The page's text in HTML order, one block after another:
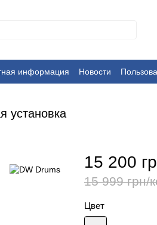
информация Новости
установка
15 200
15 999 грн/
Цвет